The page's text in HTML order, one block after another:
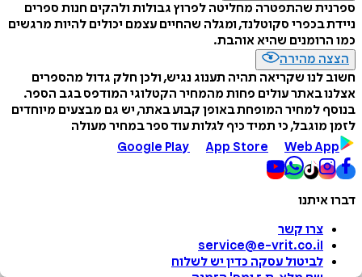
ספרנית שהתפטרה מחליטה לפרוץ גבולות ולהקים חנות ספרים
ניידת בכפרי סקוטלנד, ומגלה שהחיים עצמם יכולים להיות מרגשים
כמו הרומנים שהיא אוהבת.
הצצה מהירה
חשוב לנו שקריאה תהיה תענוג נגיש, ולכן חלק גדול מהספרים
אצלנו באתר עולים פחות מהמחיר הקטלוגי המודפס בגב הספר.
בנוסף למחיר המופחת באופן קבוע באתר, יש גם מבצעים מיוחדים
לזמן מוגבל, כי תמיד כיף לגלות עוד ספר במחיר מעולה
Google Play
App Store Web App
דברו איתנו
צרו קשר
service@e-vrit.co.il
לביטול עסקה כדין יש לשלוח